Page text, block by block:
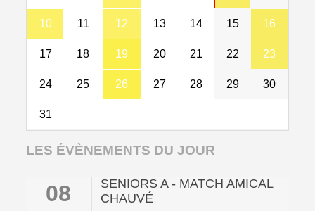
10 11 12 13 14 15 16
17 18 19 20 21 22 23
24 25 26 27 28 29 30
31
LES ÉVÈNEMENTS DU JOUR
08
SENIORS A - MATCH AMICAL
CHAUVÉ